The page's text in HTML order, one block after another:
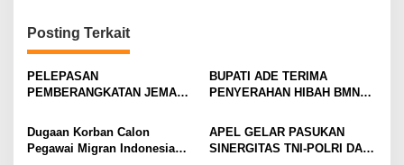
Posting Terkait
PELEPASAN
PEMBERANGKATAN JEMAAH
BUPATI ADE TERIMA
PENYERAHAN HIBAH BMN
NEGARA DARI KPK RI
KEPADA PEMDA KAB.
TASIKMALAYA
Dugaan Korban Calon
Pegawai Migran Indonesia
APEL GELAR PASUKAN
SINERGITAS TNI-POLRI DAN